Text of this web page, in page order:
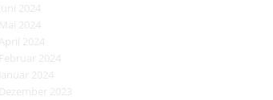
Juni 2024
Mai 2024
April 2024
Februar 2024
Januar 2024
Dezember 2023